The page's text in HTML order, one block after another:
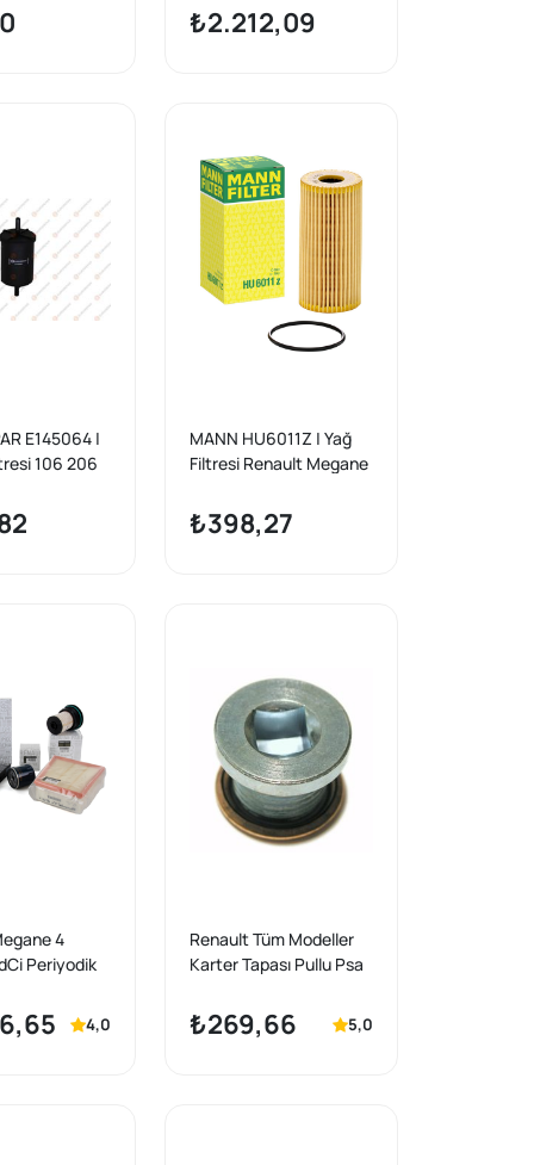
Megane / Laguna 1.9D
(F8q-F9q)
₺2.212,09
E145064 |
106 206
MANN HU6011Z | Yağ
Filtresi Renault Megane
Kadjar-Koleos-Talisman
/ Nissan Qashqai-X-Trail
₺398,27
4
Periyodik
4,0
Renault Tüm Modeller
Karter Tapası Pullu Psa
₺269,66 5,0